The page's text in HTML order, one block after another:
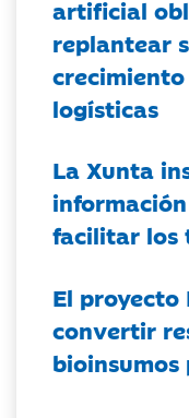
artificial
replantear
logísticas
La Xunta
facilitar los
El proyecto
convertir